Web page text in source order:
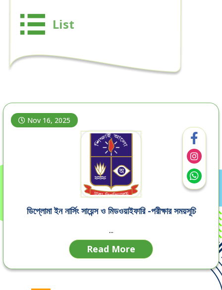
List
Nov 16, 2025
ডিপ্লোমা ইন নার্সিং সায়েন্স ও মিডওয়াইফারি -পরীক্ষার সময়সূচি
...
Read More